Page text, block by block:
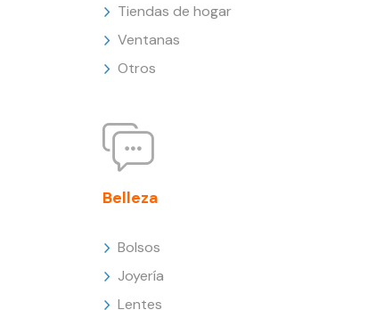
Tiendas de hogar
Ventanas
Otros
Belleza
Bolsos
Joyería
Lentes